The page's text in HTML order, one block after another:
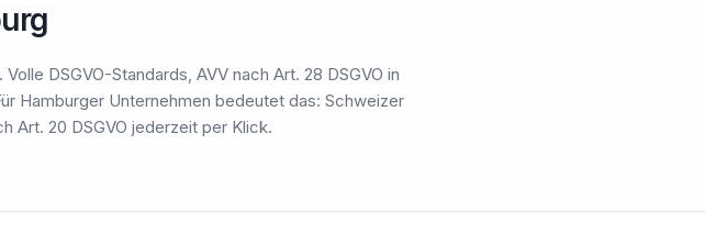
DSGVO-Standards, AVV nach Art. 28 DSGVO in
Hamburger Unternehmen bedeutet das: Schweizer
Art. 20 DSGVO jederzeit per Klick.